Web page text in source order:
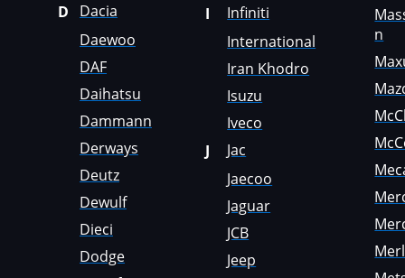
Grove
Groz
Hafei
Hamm
Hatz
Haval
D
Dacia
Daewoo
DAF
Daihatsu
Dammann
Derways
Deutz
Dewulf
Dieci
Dodge
I
Infiniti
International
Iran Khodro
Isuzu
Iveco
J
Jac
Jaecoo
Jaguar
JCB
Jeep
n